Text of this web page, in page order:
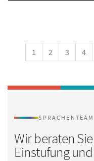
1 2 3 4
SPRACHENTEAM
Wir beraten
Einstufung